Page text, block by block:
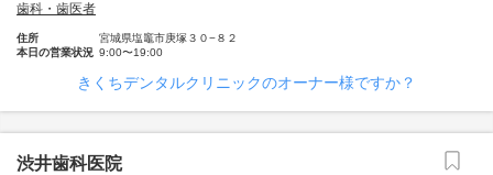
歯科・歯医者
住所
宮城県塩竈市庚塚３０−８２
本日の営業状況 9:00〜19:00
きくちデンタルクリニックのオーナー様ですか？
渋井歯科医院